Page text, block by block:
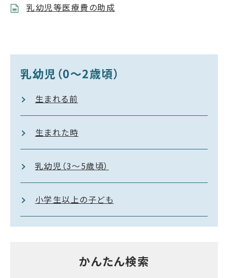
乳幼児等医療費の助成
乳幼児（0～2歳頃）
生まれる前
生まれた時
乳幼児（3～5歳頃）
小学生以上の子ども
かんたん検索